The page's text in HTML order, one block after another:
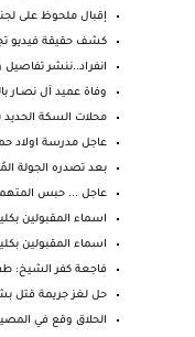
إقبال ملحوظ على
كشف حقيقة فيديو
انفراد..ننشر
وفاة عميد آل نصــار
محلات السكة الحديد
عاجل مدرسة اولاد
بعد تصدره الجولة
عاجل ... حبس
اسماء المقبولين
اسماء المقبولين
فاجعة كفر الشيخ:
حل لغز جريمة قتل
الحلاق وقع في